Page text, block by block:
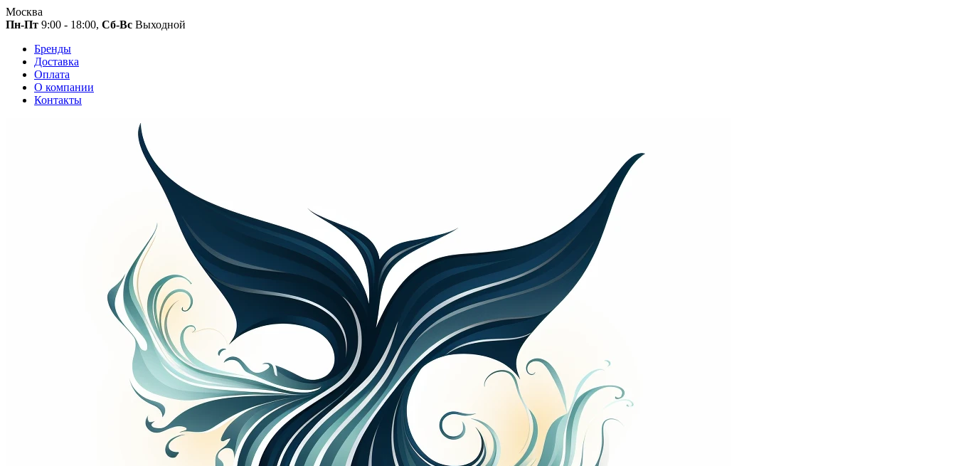
Москва
Пн-Пт 9:00 - 18:00, Сб-Вс Выходной
Бренды
Доставка
Оплата
О компании
Контакты